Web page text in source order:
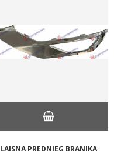
LAJSNA PREDNJEG BRANIKA